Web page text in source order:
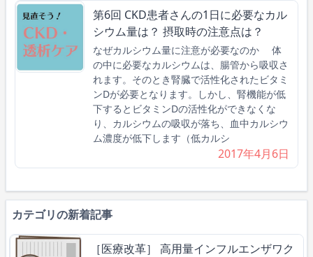
第6回 CKD患者さんの1日に必要なカル
シウム量は？ 摂取時の注意点は？
なぜカルシウム量に注意が必要なのか 体
の中に必要なカルシウムは、腸管から吸収さ
れます。そのとき腎臓で活性化されたビタミ
ンDが必要となります。しかし、腎機能が低
下するとビタミンDの活性化ができなくな
り、カルシウムの吸収が落ち、血中カルシウ
ム濃度が低下します（低カルシ
2017年4月6日
カテゴリの新着記事
［医療改革］ 高用量インフルエンザワク